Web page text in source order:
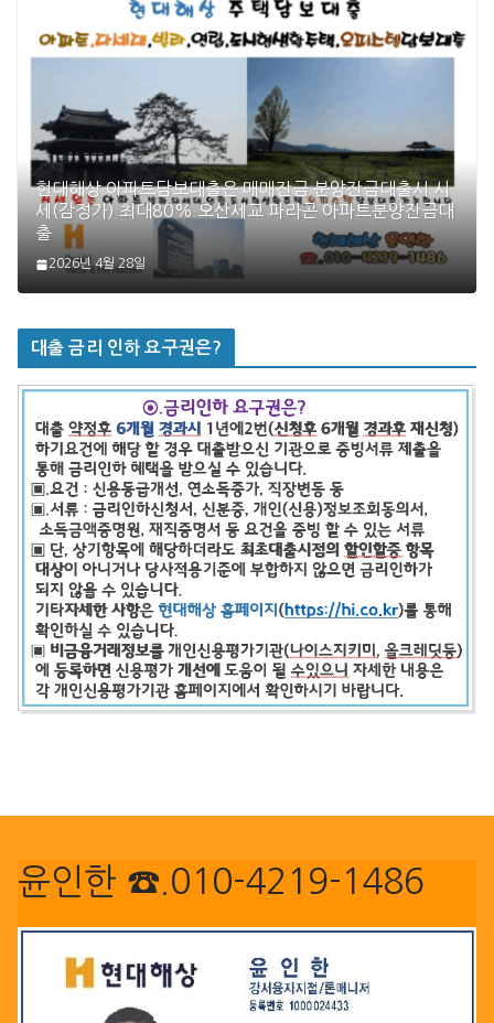
현대해상 아파트담보대출은 매매잔금 분양잔금대출시 시
세(감정가) 최대80% 오산세교 파라곤 아파트분양잔금대
출
2026년 4월 28일
대출 금리 인하 요구권은?
윤인한 ☎.010-4219-1486